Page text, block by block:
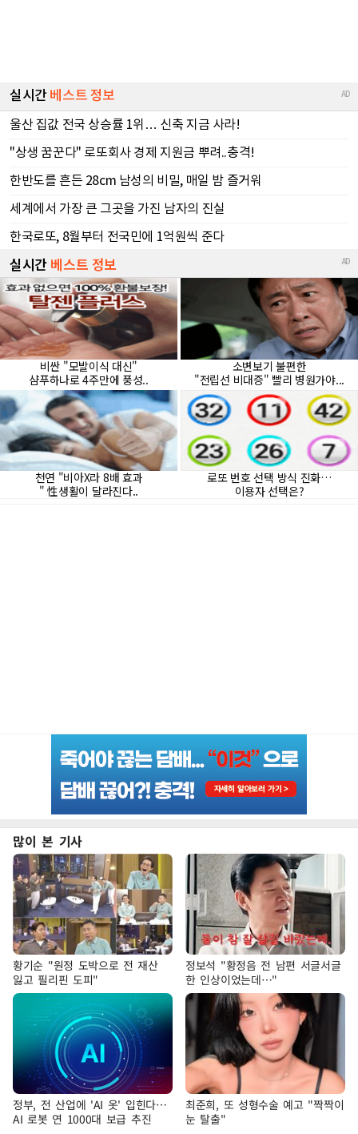
많이 본 기사
황기순 "원정 도박으로 전 재산
잃고 필리핀 도피"
정보석 "황정음 전 남편 서글서글
한 인상이었는데…"
정부, 전 산업에 'AI 옷' 입힌다…
AI 로봇 연 1000대 보급 추진
최준희, 또 성형수술 예고 "짝짝이
눈 탈출"